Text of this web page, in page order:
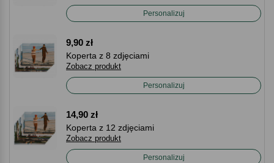
Personalizuj
9,90 zł
Koperta z 8 zdjęciami
Zobacz produkt
Personalizuj
14,90 zł
Koperta z 12 zdjęciami
Zobacz produkt
Personalizuj